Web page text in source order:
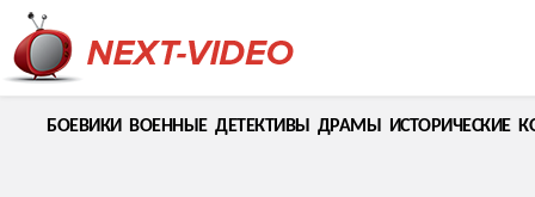
БОЕВИКИ ВОЕННЫЕ ДЕТЕКТИВЫ ДРАМЫ ИСТОРИЧЕСКИЕ